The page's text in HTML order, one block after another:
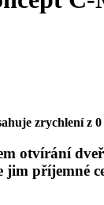
zrychlení z 0
otvírání
příjemné